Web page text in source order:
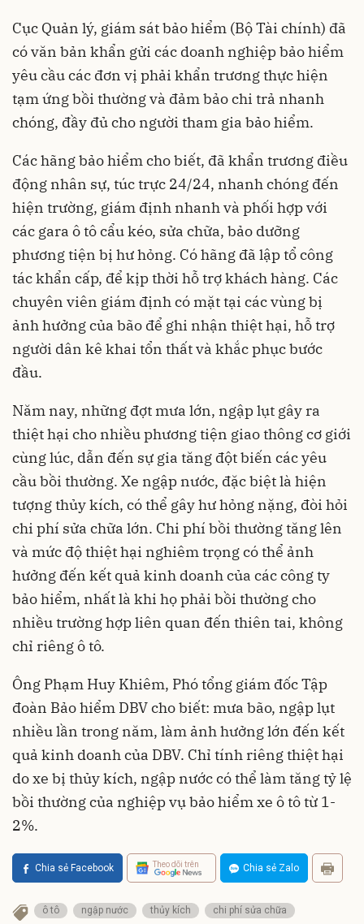
Cục Quản lý, giám sát bảo hiểm (Bộ Tài chính) đã
có văn bản khẩn gửi các doanh nghiệp bảo hiểm
yêu cầu các đơn vị phải khẩn trương thực hiện
tạm ứng bồi thường và đảm bảo chi trả nhanh
chóng, đầy đủ cho người tham gia bảo hiểm.
Các hãng bảo hiểm cho biết, đã khẩn trương điều
động nhân sự, túc trực 24/24, nhanh chóng đến
hiện trường, giám định nhanh và phối hợp với
các gara ô tô cẩu kéo, sửa chữa, bảo dưỡng
phương tiện bị hư hỏng. Có hãng đã lập tổ công
tác khẩn cấp, để kịp thời hỗ trợ khách hàng. Các
chuyên viên giám định có mặt tại các vùng bị
ảnh hưởng của bão để ghi nhận thiệt hại, hỗ trợ
người dân kê khai tổn thất và khắc phục bước
đầu.
Năm nay, những đợt mưa lớn, ngập lụt gây ra
thiệt hại cho nhiều phương tiện giao thông cơ giới
cùng lúc, dẫn đến sự gia tăng đột biến các yêu
cầu bồi thường. Xe ngập nước, đặc biệt là hiện
tượng thủy kích, có thể gây hư hỏng nặng, đòi hỏi
chi phí sửa chữa lớn. Chi phí bồi thường tăng lên
và mức độ thiệt hại nghiêm trọng có thể ảnh
hưởng đến kết quả kinh doanh của các công ty
bảo hiểm, nhất là khi họ phải bồi thường cho
nhiều trường hợp liên quan đến thiên tai, không
chỉ riêng ô tô.
Ông Phạm Huy Khiêm, Phó tổng giám đốc Tập
đoàn Bảo hiểm DBV cho biết: mưa bão, ngập lụt
nhiều lần trong năm, làm ảnh hưởng lớn đến kết
quả kinh doanh của DBV. Chỉ tính riêng thiệt hại
do xe bị thủy kích, ngập nước có thể làm tăng tỷ lệ
bồi thường của nghiệp vụ bảo hiểm xe ô tô từ 1-
2%.
Chia sẻ Facebook Theo dõi trên Chia sẻ Zalo
ô tô ngập nước thủy kích chi phí sửa chữa